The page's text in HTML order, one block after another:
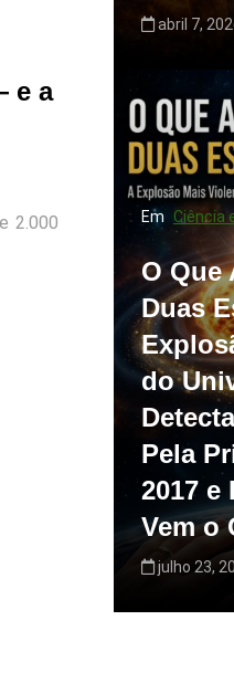
e a
2.000
abril 7,
Em Ciência
O Que
Duas
do
Pela
2017 e
Vem o
julho 23,